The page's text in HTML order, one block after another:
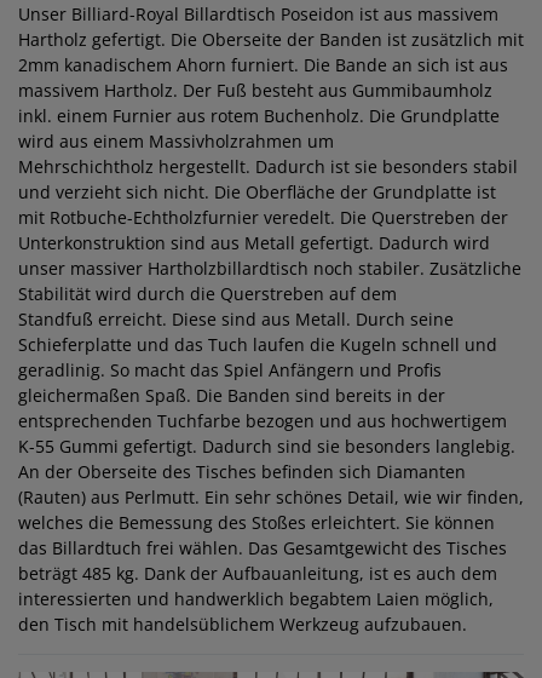
Unser Billiard-Royal Billardtisch Poseidon ist aus massivem
Hartholz gefertigt. Die Oberseite der Banden ist zusätzlich mit
2mm kanadischem Ahorn furniert. Die Bande an sich ist aus
massivem Hartholz. Der Fuß besteht aus Gummibaumholz
inkl. einem Furnier aus rotem Buchenholz. Die Grundplatte
wird aus einem Massivholzrahmen um
Mehrschichtholz hergestellt. Dadurch ist sie besonders stabil
und verzieht sich nicht. Die Oberfläche der Grundplatte ist
mit Rotbuche-Echtholzfurnier veredelt. Die Querstreben der
Unterkonstruktion sind aus Metall gefertigt. Dadurch wird
unser massiver Hartholzbillardtisch noch stabiler. Zusätzliche
Stabilität wird durch die Querstreben auf dem
Standfuß erreicht. Diese sind aus Metall. Durch seine
Schieferplatte und das Tuch laufen die Kugeln schnell und
geradlinig. So macht das Spiel Anfängern und Profis
gleichermaßen Spaß. Die Banden sind bereits in der
entsprechenden Tuchfarbe bezogen und aus hochwertigem
K-55 Gummi gefertigt. Dadurch sind sie besonders langlebig.
An der Oberseite des Tisches befinden sich Diamanten
(Rauten) aus Perlmutt. Ein sehr schönes Detail, wie wir finden,
welches die Bemessung des Stoßes erleichtert. Sie können
das Billardtuch frei wählen. Das Gesamtgewicht des Tisches
beträgt 485 kg. Dank der Aufbauanleitung, ist es auch dem
interessierten und handwerklich begabtem Laien möglich,
den Tisch mit handelsüblichem Werkzeug aufzubauen.